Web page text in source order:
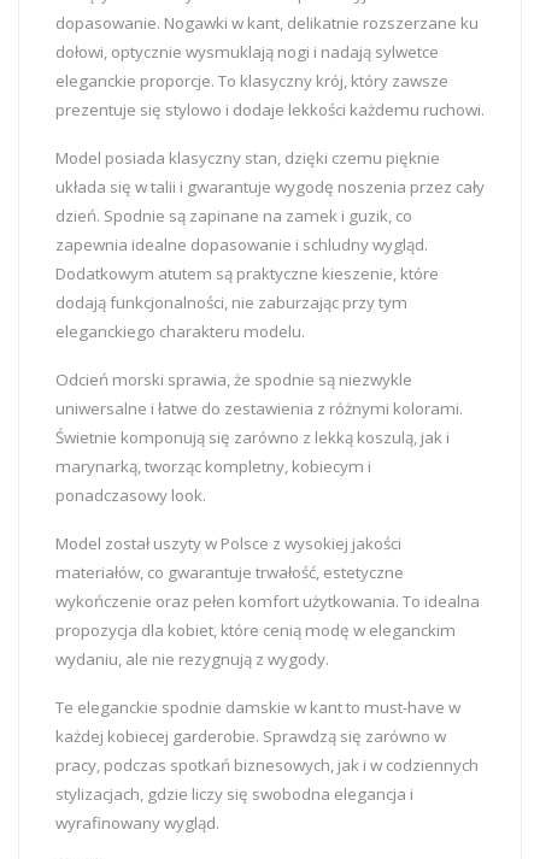
dopasowanie. Nogawki w kant, delikatnie rozszerzane ku
dołowi, optycznie wysmuklają nogi i nadają sylwetce
eleganckie proporcje. To klasyczny krój, który zawsze
prezentuje się stylowo i dodaje lekkości każdemu ruchowi.
Model posiada klasyczny stan, dzięki czemu pięknie
układa się w talii i gwarantuje wygodę noszenia przez cały
dzień. Spodnie są zapinane na zamek i guzik, co
zapewnia idealne dopasowanie i schludny wygląd.
Dodatkowym atutem są praktyczne kieszenie, które
dodają funkcjonalności, nie zaburzając przy tym
eleganckiego charakteru modelu.
Odcień morski sprawia, że spodnie są niezwykle
uniwersalne i łatwe do zestawienia z różnymi kolorami.
Świetnie komponują się zarówno z lekką koszulą, jak i
marynarką, tworząc kompletny, kobiecym i
ponadczasowy look.
Model został uszyty w Polsce z wysokiej jakości
materiałów, co gwarantuje trwałość, estetyczne
wykończenie oraz pełen komfort użytkowania. To idealna
propozycja dla kobiet, które cenią modę w eleganckim
wydaniu, ale nie rezygnują z wygody.
Te eleganckie spodnie damskie w kant to must-have w
każdej kobiecej garderobie. Sprawdzą się zarówno w
pracy, podczas spotkań biznesowych, jak i w codziennych
stylizacjach, gdzie liczy się swobodna elegancja i
wyrafinowany wygląd.